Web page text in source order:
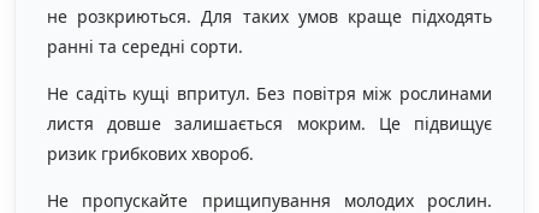
не розкриються. Для таких умов краще підходять
ранні та середні сорти.
Не садіть кущі впритул. Без повітря між рослинами
листя довше залишається мокрим. Це підвищує
ризик грибкових хвороб.
Не пропускайте прищипування молодих рослин.